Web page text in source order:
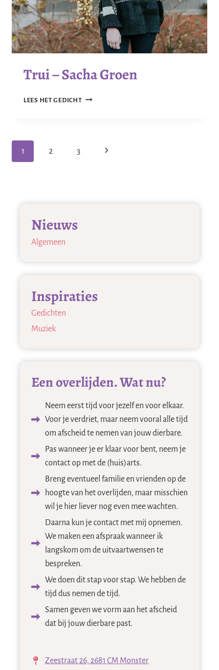
Trui – Sacha Groen
LEES HET GEDICHTTRUI
Paginanavigatie
1 2 3 Volgende
Nieuws
Algemeen
Inspiraties
Gedichten
Muziek
Een overlijden. Wat nu?
Neem eerst tijd voor jezelf en voor elkaar.
Voor je verdriet, maar neem vooral alle tijd
om afscheid te nemen van jouw dierbare.
Pas wanneer je er klaar voor bent, neem je
contact op met de (huis)arts.
Breng eventueel familie en vrienden op de
hoogte van het overlijden, maar misschien
wil je hier liever nog even mee wachten.
Daarna kun je contact met mij opnemen.
We maken een afspraak wanneer ik
langskom om de uitvaartwensen te
bespreken.
We doen dit stap voor stap. We hebben de
tijd dus nemen de tijd.
Samen geven we vorm aan het afscheid
dat bij jouw dierbare past.
Zeestraat 26, 2681 CM Monster